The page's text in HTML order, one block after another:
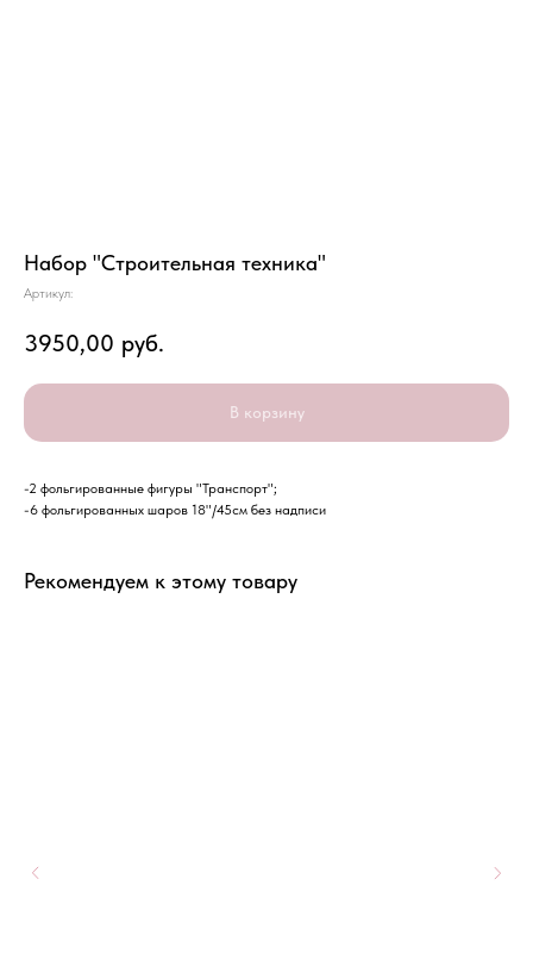
Набор "Строительная техника"
Артикул:
3950,00 руб.
В корзину
-2 фольгированные фигуры "Транспорт";
-6 фольгированных шаров 18"/45см без надписи
Рекомендуем к этому товару